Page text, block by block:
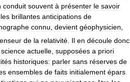
conduit souvent à présenter le savoir
les brillantes anticipations de
connu devient géophysicien
de la relativité Il en découle donc
science actuelle supposées a priori
historiques: parler sans réserves de
ensembles de faits initialement épars